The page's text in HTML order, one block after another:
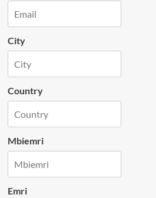
City
Country
Mbiemri
Emri